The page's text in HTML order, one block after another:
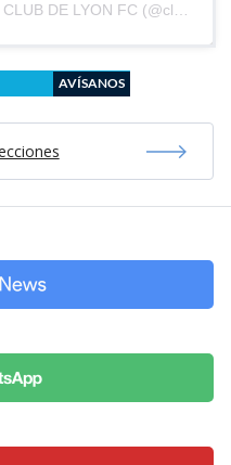
Una publicación compartida por CLUB DE LYON FC (@clubdelyonfc)
AVÍSANOS